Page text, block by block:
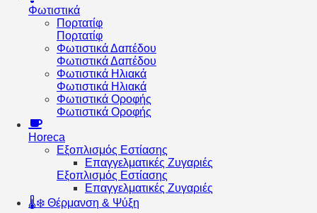
Φωτιστικά
Πορτατίφ
Πορτατίφ
Φωτιστικά Δαπέδου
Φωτιστικά Δαπέδου
Φωτιστικά Ηλιακά
Φωτιστικά Ηλιακά
Φωτιστικά Οροφής
Φωτιστικά Οροφής
Horeca
Εξοπλισμός Εστίασης
Επαγγελματικές Ζυγαριές
Εξοπλισμός Εστίασης
Επαγγελματικές Ζυγαριές
🌡️❄️ Θέρμανση & Ψύξη